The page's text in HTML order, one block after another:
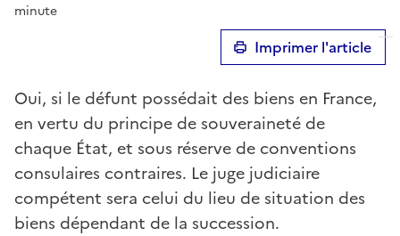
minute
Imprimer l'article
Oui, si le défunt possédait des biens en France,
en vertu du principe de souveraineté de
chaque État, et sous réserve de conventions
consulaires contraires. Le juge judiciaire
compétent sera celui du lieu de situation des
biens dépendant de la succession.